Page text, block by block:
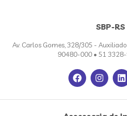
SBP-RS
Av. Carlos Gomes, 328/305 -
90480-000 • 51